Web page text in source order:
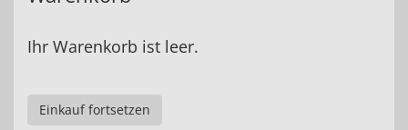
Ihr Warenkorb ist leer.
Einkauf fortsetzen